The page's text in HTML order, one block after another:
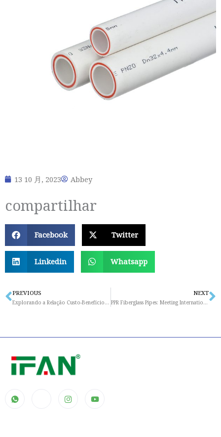
13 10 月, 2023 Abbey
compartilhar
Facebook Twitter
Linkedin Whatsapp
Prev
PREVIOUS
Explorando a Relação Custo-Benefício dos Tubos de Fibra de Vidro PPR
NEXT
PPR Fiberglass Pipes: Meeting International Standards and Regulations